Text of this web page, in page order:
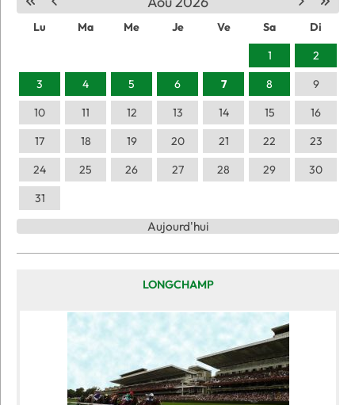
Lu Ma Me Je Ve Sa
Di
1
2
3
4 5 6 7 8
9
10
11 12 13 14 15
16
17
18 19 20 21 22
23
24
25 26 27 28 29
30
31
Aujourd'hui
LONGCHAMP